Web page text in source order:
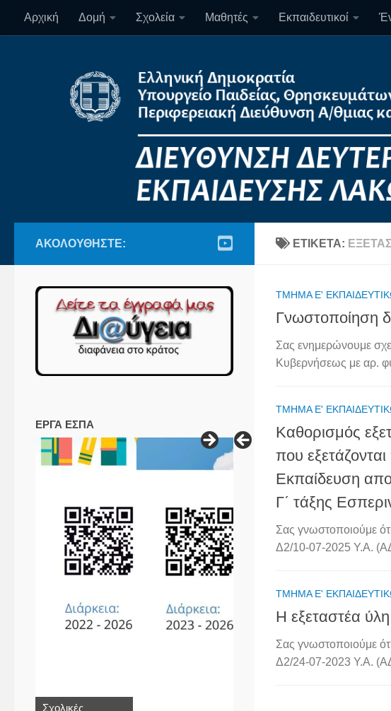
Skip to content
Αρχική Δομή Σχολεία Μαθητές Εκπαιδευτικοί
ΕΤΙΚΈΤΑ:
ΤΜΉΜΑ Ε'
Γνωστοποίηση
Σας ενημερώνουμε
Κυβερνήσεως με αρ.
ΤΜΉΜΑ Ε'
Καθορισμός
που
Εκπαίδευση
Γ΄ τάξης
Σας γνωστοποιούμε
Δ2/10-07-2025 Υ.Α.
ΤΜΉΜΑ Ε'
Η εξεταστέα
Σας γνωστοποιούμε
Δ2/24-07-2023 Υ.Α.
ΑΚΟΛΟΥΘΉΣΤΕ:
ΕΡΓΑ ΕΣΠΑ
Σχολικές